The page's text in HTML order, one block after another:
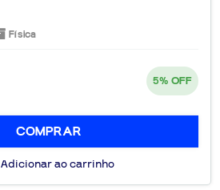
Física
5% OFF
COMPRAR
Adicionar ao carrinho